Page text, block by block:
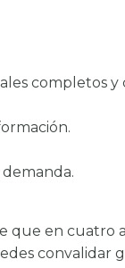
completos y
que en cuatro
convalidar